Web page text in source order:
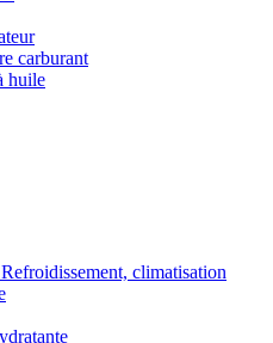
carburant
huile
Refroidissement, climatisation